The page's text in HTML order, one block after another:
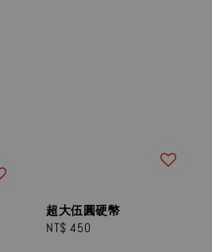
超大伍圓硬幣
Regular
NT$ 450